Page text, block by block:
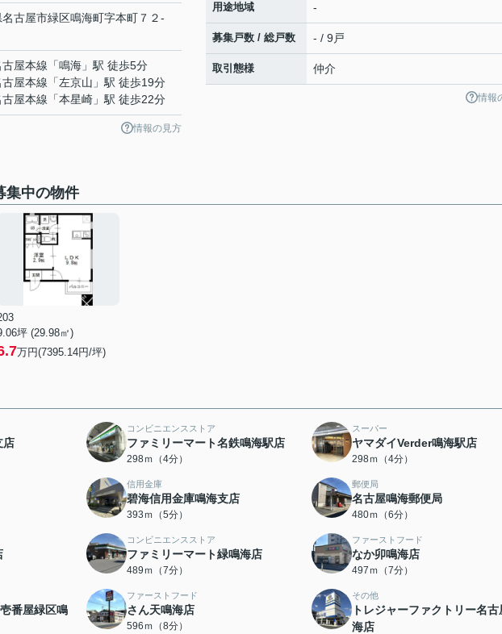
名古屋市緑区鳴海町字本町７２-
屋本線 「鳴海 」駅 徒歩5分
屋本線 「左京山 」駅 徒歩19分
屋本線 「本星崎 」駅 徒歩22分
情報の見方
用途地域 -
募集戸数 / 総戸数 - / 9戸
取引態様 仲介
情報
集中の物件
坪 (29.98㎡)
万円(7395.14円/坪)
店
コンビニエンスストア
ファミリーマート名鉄鳴海駅店
298ｍ（4分）
スーパー
ヤマダイVerder鳴海駅店
298ｍ（4分）
信用金庫
碧海信用金庫鳴海支店
393ｍ（5分）
郵便局
名古屋鳴海郵便局
480ｍ（6分）
コンビニエンスストア
ファミリーマート緑鳴海店
489ｍ（7分）
ファーストフード
なか卯鳴海店
497ｍ（7分）
番屋緑区鳴
ファーストフード
さん天鳴海店
596ｍ（8分）
その他
トレジャーファクトリー名古
海店